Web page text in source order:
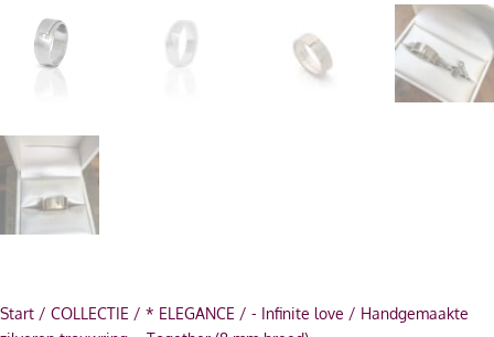
Start / COLLECTIE / * ELEGANCE / - Infinite love / Handgemaakte